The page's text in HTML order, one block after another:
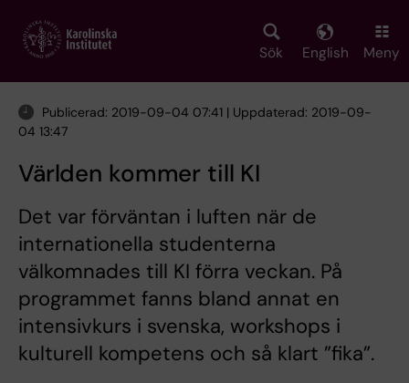
main
Sök English Meny
Publicerad: 2019-09-04 07:41 | Uppdaterad: 2019-09-
04 13:47
Världen kommer till KI
Det var förväntan i luften när de
internationella studenterna
välkomnades till KI förra veckan. På
programmet fanns bland annat en
intensivkurs i svenska, workshops i
kulturell kompetens och så klart ”fika”.